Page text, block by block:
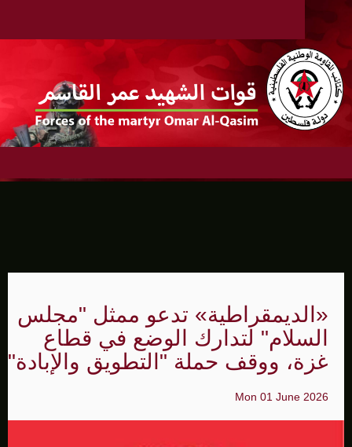
«الديمقراطية» تدعو ممثل "مجلس
السلام" لتدارك الوضع في قطاع
غزة، ووقف حملة "التطويق والإبادة"
Mon 01 June 2026